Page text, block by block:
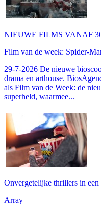
NIEUWE FILMS VANAF
Film van de week: Spider-
29-7-2026 De nieuwe
drama en arthouse.
als Film van de Week: de
superheld, waarmee...
Onvergetelijke thrillers in een
Array